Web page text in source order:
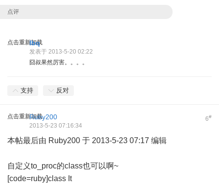
点评
点击重新加载
lbq
发表于 2013-5-20 02:22
囧叔果然厉害。。。。
支持 反对
点击重新加载 6#
Ruby200
2013-5-23 07:16:34
本帖最后由 Ruby200 于 2013-5-23 07:17 编辑
自定义to_proc的class也可以啊~
[code=ruby]class It